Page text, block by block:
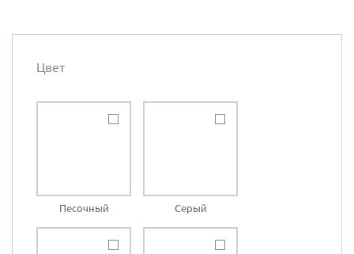
Цвет
Песочный Серый